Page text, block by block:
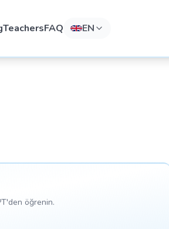
TeachersFAQ EN
öğrenin.